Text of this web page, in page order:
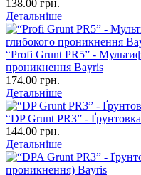
138.00 грн.
Детальніше
“Profi Grunt PR5” -
проникнення Bayris
174.00 грн.
Детальніше
“DP Grunt PR3” -
144.00 грн.
Детальніше